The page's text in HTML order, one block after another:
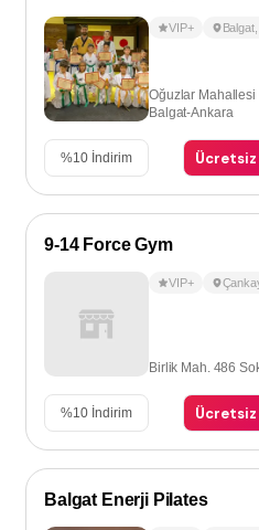
VIP+ Balgat,
Oğuzlar Mahallesi
Balgat-Ankara
%10 İndirim
9-14 Force Gym
VIP+
Birlik Mah. 486
%10 İndirim
Balgat Enerji Pilates